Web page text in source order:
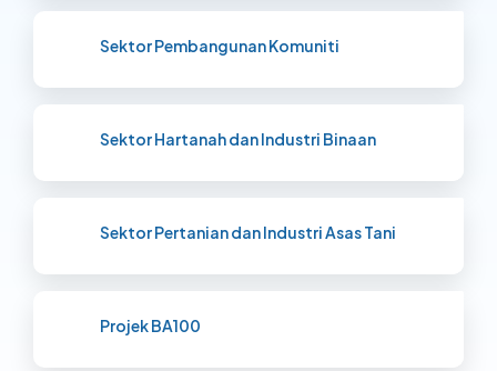
Sektor Pembangunan Komuniti
Sektor Hartanah dan Industri Binaan
Sektor Pertanian dan Industri Asas Tani
Projek BA100